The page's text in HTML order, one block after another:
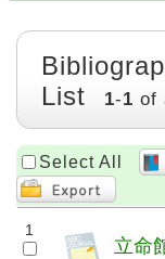
List
1-1 of
Select All
1
立命